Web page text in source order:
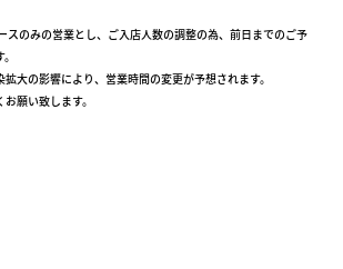
スのみの営業とし、ご入店人数の調整の為、前日までのご予
大の影響により、営業時間の変更が予想されます。
願い致します。